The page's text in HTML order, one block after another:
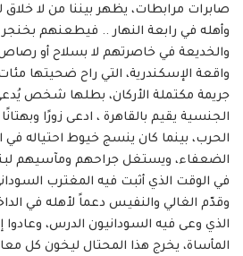
صابرات مرابطات، يظهر بيننا من لا
وأهله في رابعة النهار .. فيطعنهم
والخديعة في خاصرتهم لا بسلاح أو
واقعة الإسكندرية، التي راح ضحيتها
جريمة مكتملة الأركان، بطلها شخص
الجنسية يقيم بالقاهرة ، ادعى زورًا
الحرب، بينما كان ينسج خيوط احتياله
الضعفاء، ويستغل جراحهم ومآسيهم
في الوقت الذي أثبت فيه المغترب
وقدّم الغالي والنفيس دعماً لأهله في
الذي وعى فيه السودانيون الدرس، وعادوا
المأساة، يخرج هذا المحتال ليخون كل